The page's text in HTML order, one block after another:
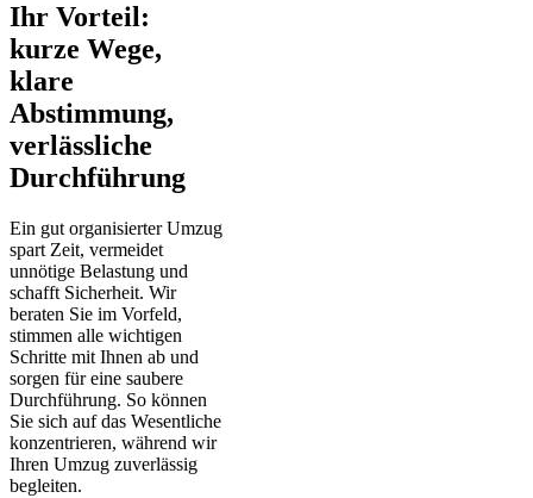
Ihr Vorteil:
kurze Wege,
klare
Abstimmung,
verlässliche
Durchführung
Ein gut organisierter Umzug
spart Zeit, vermeidet
unnötige Belastung und
schafft Sicherheit. Wir
beraten Sie im Vorfeld,
stimmen alle wichtigen
Schritte mit Ihnen ab und
sorgen für eine saubere
Durchführung. So können
Sie sich auf das Wesentliche
konzentrieren, während wir
Ihren Umzug zuverlässig
begleiten.